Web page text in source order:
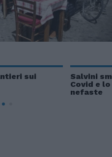
sui
Salvini
Covid e
nefaste